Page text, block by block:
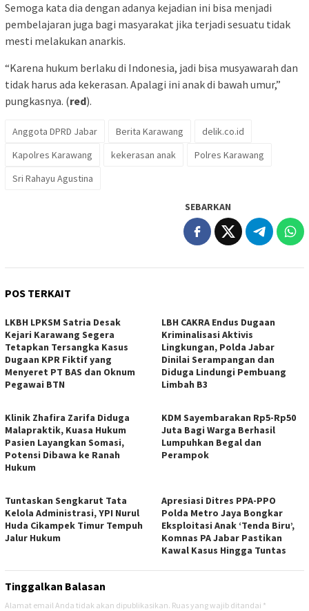
Semoga kata dia dengan adanya kejadian ini bisa menjadi
pembelajaran juga bagi masyarakat jika terjadi sesuatu tidak
mesti melakukan anarkis.
“Karena hukum berlaku di Indonesia, jadi bisa musyawarah dan
tidak harus ada kekerasan. Apalagi ini anak di bawah umur,”
pungkasnya. (red).
Anggota DPRD Jabar Berita Karawang
delik.co.id
Kapolres Karawang
kekerasan anak
Polres Karawang
Sri Rahayu Agustina
SEBARKAN
POS TERKAIT
LKBH LPKSM Satria Desak
Kejari Karawang Segera
Tetapkan Tersangka Kasus
Dugaan KPR Fiktif yang
Menyeret PT BAS dan Oknum
Pegawai BTN
LBH CAKRA Endus Dugaan
Kriminalisasi Aktivis
Lingkungan, Polda Jabar
Dinilai Serampangan dan
Diduga Lindungi Pembuang
Limbah B3
Klinik Zhafira Zarifa Diduga
Malapraktik, Kuasa Hukum
Pasien Layangkan Somasi,
Potensi Dibawa ke Ranah
Hukum
KDM Sayembarakan Rp5-Rp50
Juta Bagi Warga Berhasil
Lumpuhkan Begal dan
Perampok
Tuntaskan Sengkarut Tata
Kelola Administrasi, YPI Nurul
Huda Cikampek Timur Tempuh
Jalur Hukum
Apresiasi Ditres PPA-PPO
Polda Metro Jaya Bongkar
Eksploitasi Anak ‘Tenda Biru’,
Komnas PA Jabar Pastikan
Kawal Kasus Hingga Tuntas
Tinggalkan Balasan
Alamat email Anda tidak akan dipublikasikan. Ruas yang wajib ditandai *